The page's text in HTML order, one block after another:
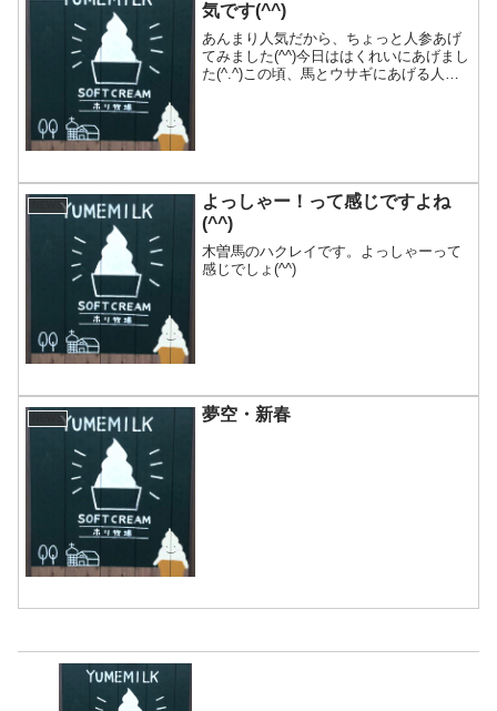
気です(^^)
あんまり人気だから、ちょっと人参あげ
てみました(^^)今日ははくれいにあげまし
た(^.^)この頃、馬とウサギにあげる人参
NEWS
よっしゃー！って感じですよね
(^^)
木曽馬のハクレイです。よっしゃーって
感じでしょ(^^)
NEWS 夢空・新春